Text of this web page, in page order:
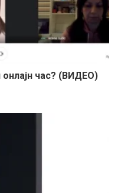
онлајн час? (ВИДЕО)